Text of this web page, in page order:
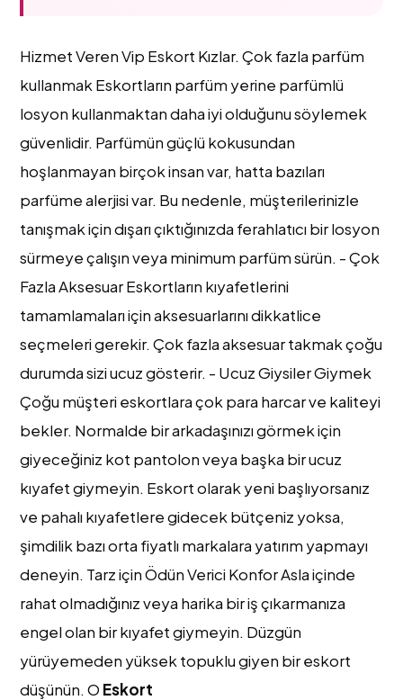
Hizmet Veren Vip Eskort Kızlar. Çok fazla parfüm
kullanmak Eskortların parfüm yerine parfümlü
losyon kullanmaktan daha iyi olduğunu söylemek
güvenlidir. Parfümün güçlü kokusundan
hoşlanmayan birçok insan var, hatta bazıları
parfüme alerjisi var. Bu nedenle, müşterilerinizle
tanışmak için dışarı çıktığınızda ferahlatıcı bir losyon
sürmeye çalışın veya minimum parfüm sürün. - Çok
Fazla Aksesuar Eskortların kıyafetlerini
tamamlamaları için aksesuarlarını dikkatlice
seçmeleri gerekir. Çok fazla aksesuar takmak çoğu
durumda sizi ucuz gösterir. - Ucuz Giysiler Giymek
Çoğu müşteri eskortlara çok para harcar ve kaliteyi
bekler. Normalde bir arkadaşınızı görmek için
giyeceğiniz kot pantolon veya başka bir ucuz
kıyafet giymeyin. Eskort olarak yeni başlıyorsanız
ve pahalı kıyafetlere gidecek bütçeniz yoksa,
şimdilik bazı orta fiyatlı markalara yatırım yapmayı
deneyin. Tarz için Ödün Verici Konfor Asla içinde
rahat olmadığınız veya harika bir iş çıkarmanıza
engel olan bir kıyafet giymeyin. Düzgün
yürüyemeden yüksek topuklu giyen bir eskort
düşünün. O Eskort